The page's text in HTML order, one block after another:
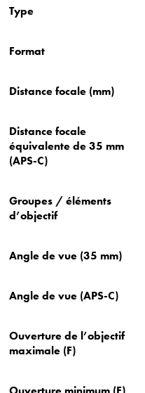
Type
Format
Distance focale (mm)
Distance focale
équivalente de 35 mm
(APS-C)
Groupes / éléments
d’objectif
Angle de vue (35 mm)
Angle de vue (APS-C)
Ouverture de l’objectif
maximale (F)